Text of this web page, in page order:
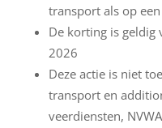
transport als op
De korting is
2026
Deze actie is niet
transport en
veerdiensten,